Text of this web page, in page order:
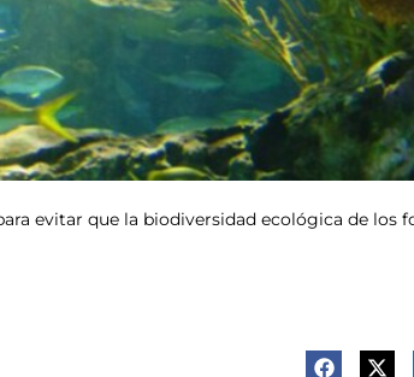
evitar que la biodiversidad ecológica de los